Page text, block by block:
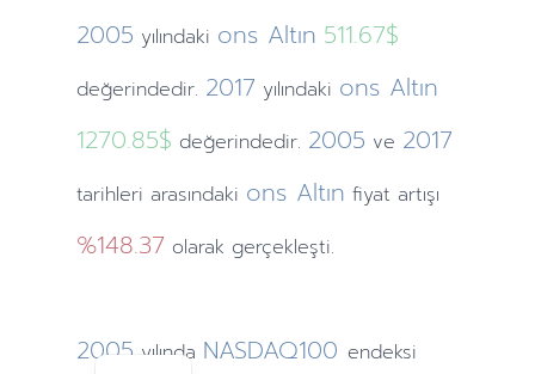
2005 yılındaki ons Altın 511.67$
değerindedir. 2017 yılındaki ons Altın
1270.85$ değerindedir. 2005 ve 2017
tarihleri arasındaki ons Altın fiyat artışı
%148.37 olarak gerçekleşti.
2005 yılında NASDAQ100 endeksi